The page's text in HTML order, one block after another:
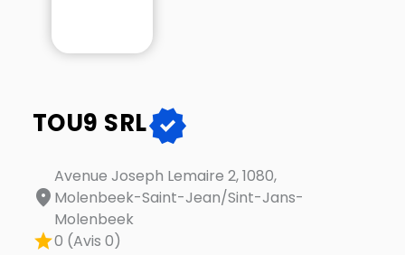
TOU9 SRLverified
location_on
Avenue Joseph Lemaire 2, 1080,
Molenbeek-Saint-Jean/Sint-Jans-
Molenbeek
star0 (Avis 0)